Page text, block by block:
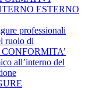
ESTERNO
professionali
ruolo di
all’interno del